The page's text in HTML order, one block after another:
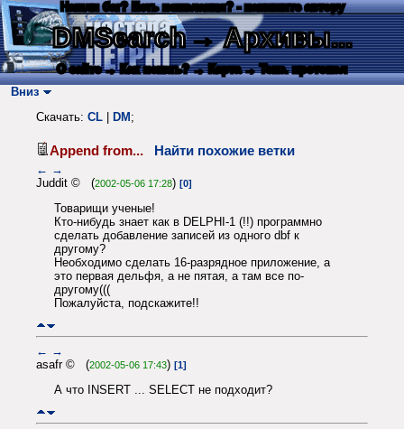
Нашли баг? Есть пожелания? - напишите автору
DMSearch→ Архивы...
О сайте → Как искать? → Карта → Текс. протокол
Вниз
Скачать: CL DM ;
Append from... Найти похожие ветки
← →
Juddit © (2002-05-06 17:28) [0]
Товарищи ученые!
Кто-нибудь знает как в DELPHI-1 (!!) программно
сделать добавление записей из одного dbf к
другому?
Необходимо сделать 16-разрядное приложение, а
это первая дельфя, а не пятая, а там все по-
другому(((
Пожалуйста, подскажите!!
← →
asafr © (2002-05-06 17:43) [1]
А что INSERT ... SELECT не подходит?